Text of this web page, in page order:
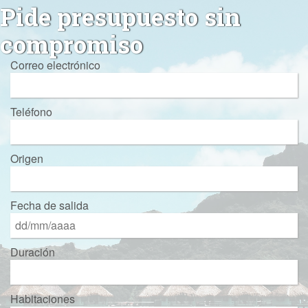
Pide presupuesto sin
compromiso
Correo electrónico
Teléfono
Origen
Fecha de salida
Duración
Habitaciones